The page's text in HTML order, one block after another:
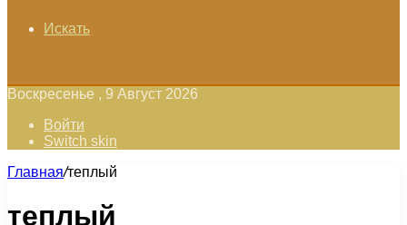
Искать
Воскресенье , 9 Август 2026
Войти
Switch skin
Главная/теплый
теплый